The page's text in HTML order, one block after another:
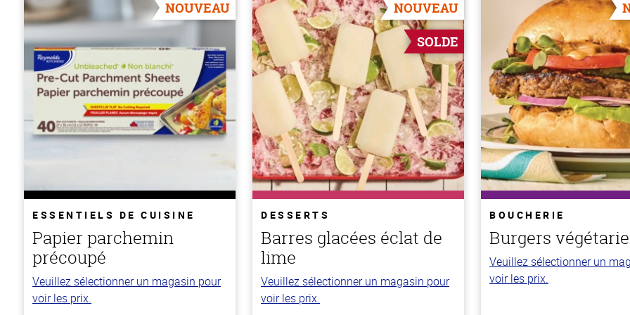
NOUVEAU
ESSENTIELS DE CUISINE
Papier parchemin
précoupé
Veuillez sélectionner un magasin pour
voir les prix.
NOUVEAU
SOLDE
DESSERTS
Barres glacées éclat de
lime
Veuillez sélectionner un magasin pour
voir les prix.
BOUCHERIE
Burgers
Veuillez sélectionner un
voir les prix.